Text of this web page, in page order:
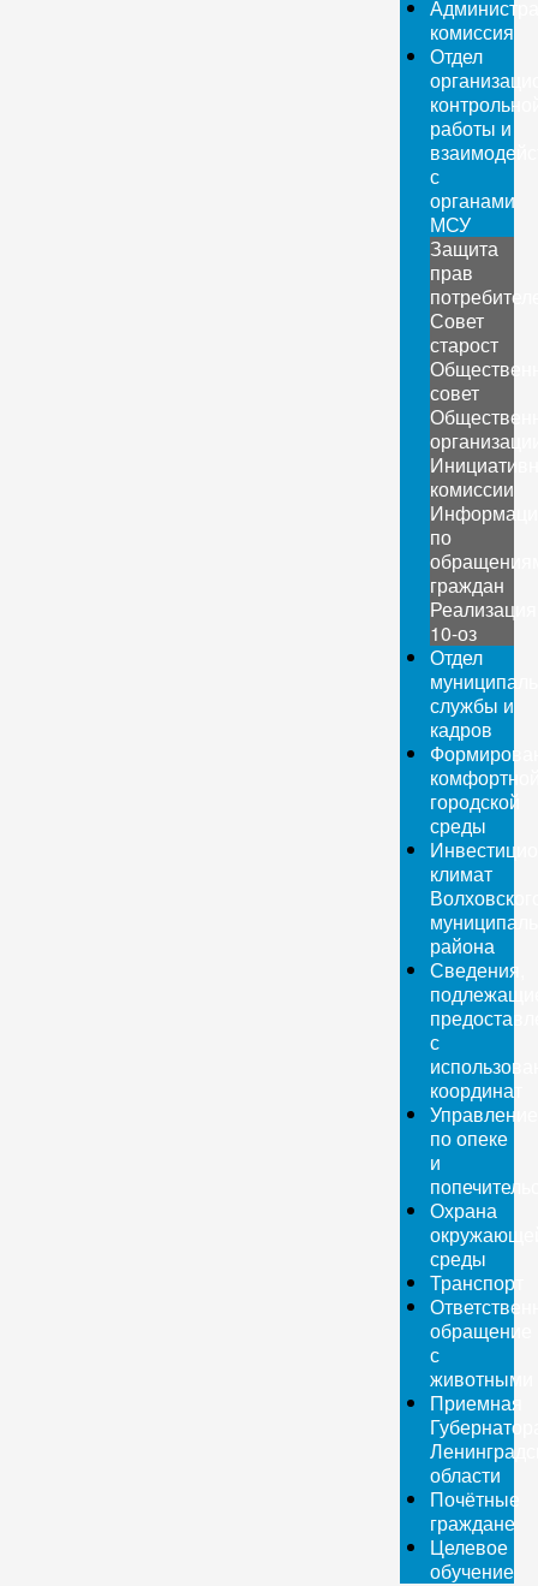
комиссия
Отдел
работы и
с
органами
МСУ
Защита
прав
Совет
старост
совет
комиссии
по
граждан
Реализация
10-оз
Отдел
службы и
кадров
городской
среды
климат
района
Сведения,
с
координат
Управление
по опеке
и
Охрана
среды
Транспорт
обращение
с
животными
Приемная
области
Почётные
граждане
Целевое
обучение